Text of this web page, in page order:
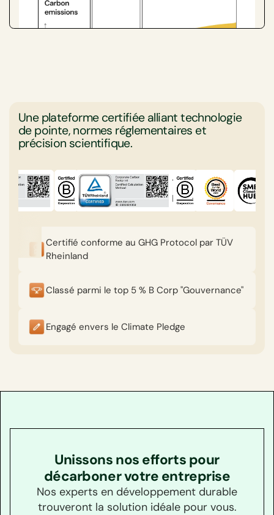
culture de responsabilité et d'engagement envers la
durabilité, aidant les agences de marketing à rester en
Une plateforme certifiée alliant technologie
de pointe, normes réglementaires et
précision scientifique.
Certifié conforme au GHG Protocol par TÜV
Rheinland
Classé parmi le top 5 % B Corp "Gouvernance"
Engagé envers le Climate Pledge
Unissons nos efforts pour
décarboner votre entreprise
Nos experts en développement durable
trouveront la solution idéale pour vous.